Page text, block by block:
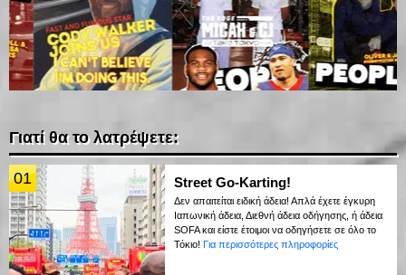
Γιατί θα το λατρέψετε:
01 Street Go-Karting!
Δεν απαιτείται ειδική άδεια! Απλά έχετε έγκυρη
Ιαπωνική άδεια, Διεθνή άδεια οδήγησης, ή άδεια
SOFA και είστε έτοιμοι να οδηγήσετε σε όλο το
Τόκιο! Για περισσότερες πληροφορίες